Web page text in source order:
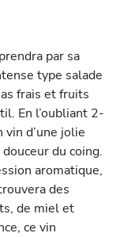
par sa
type salade
frais et fruits
En l’oubliant 2-
vin d’une jolie
du coing.
aromatique,
des
de miel et
ce vin